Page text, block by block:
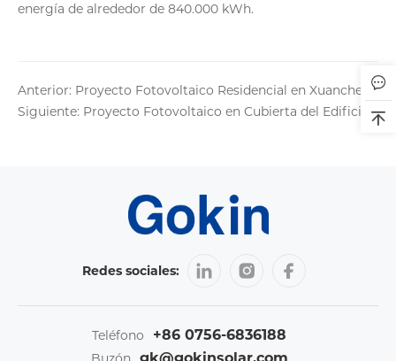
energía de alrededor de 840.000 kWh.
Anterior: Proyecto Fotovoltaico Residencial en Xuancheng, Anhui
Siguiente: Proyecto Fotovoltaico en Cubierta del Edificio Comercial Huaxi
Redes sociales:
Teléfono +86 0756-6836188